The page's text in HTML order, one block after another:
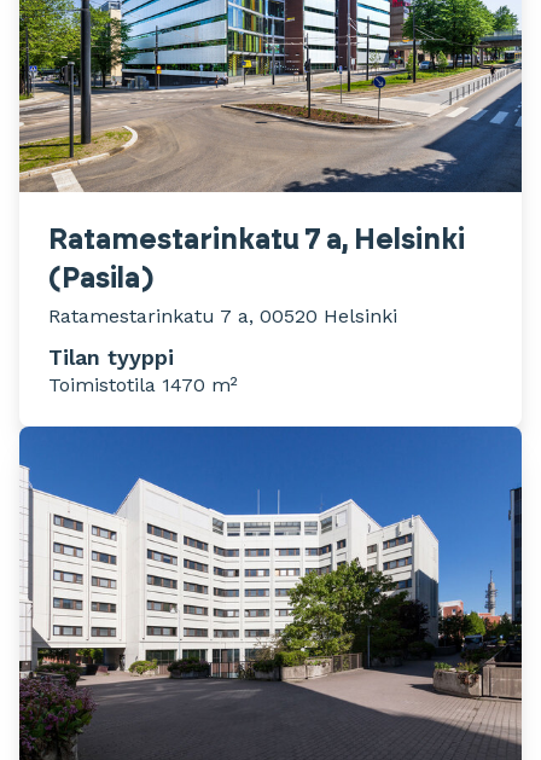
Ratamestarinkatu 7 a, Helsinki
(Pasila)
Ratamestarinkatu 7 a, 00520 Helsinki
Tilan tyyppi
Toimistotila 1470 m²